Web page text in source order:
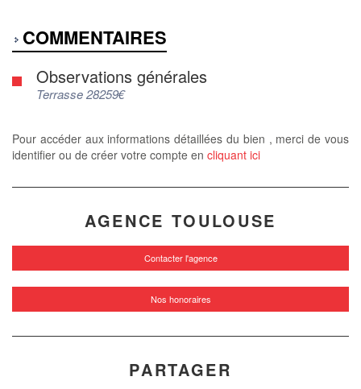
COMMENTAIRES
Observations générales
Terrasse 28259€
Pour accéder aux informations détaillées du bien , merci de vous
identifier ou de créer votre compte en cliquant ici
AGENCE TOULOUSE
Contacter l'agence
Nos honoraires
PARTAGER